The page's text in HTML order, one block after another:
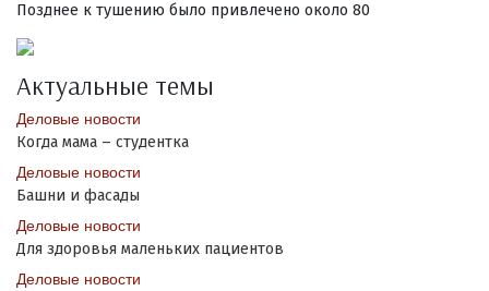
Позднее к тушению было привлечено около 80
Актуальные темы
Деловые новости
Когда мама – студентка
Деловые новости
Башни и фасады
Деловые новости
Для здоровья маленьких пациентов
Деловые новости